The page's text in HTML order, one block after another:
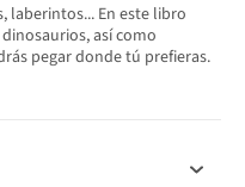
laberintos... En este libro
así como
pegar donde tú prefieras.